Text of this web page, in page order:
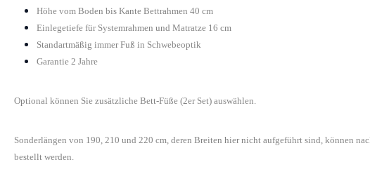
Höhe vom Boden bis Kante Bettrahmen 40 cm
Einlegetiefe für Systemrahmen und Matratze 16 cm
Standartmäßig immer Fuß in Schwebeoptik
Garantie 2 Jahre
Optional können Sie zusätzliche Bett-Füße (2er Set) auswählen.
Sonderlängen von 190, 210 und 220 cm, deren Breiten hier nicht aufgeführt sind, können
bestellt werden.